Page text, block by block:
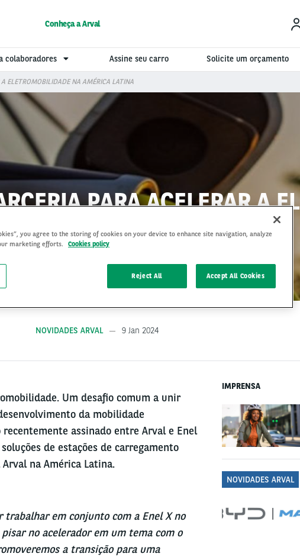
Conheça a Arval
colaboradores Assine seu carro Solicite um orçamento
ELETROMOBILIDADE NA AMÉRICA LATINA
PARA ACELERAR A
AMÉRICA LATINA
NOVIDADES ARVAL 9 Jan 2024
Um desafio comum a unir
da mobilidade
assinado entre Arval e Enel
de estações de carregamento
na América Latina.
em conjunto com a Enel X no
no acelerador em um tema com o
a transição para uma
IMPRENSA
NOVIDADES ARVAL
you agree to the storing of cookies on your device to enhance site navigation, analyze
marketing efforts.
Cookies policy
Reject All Accept All Cookies